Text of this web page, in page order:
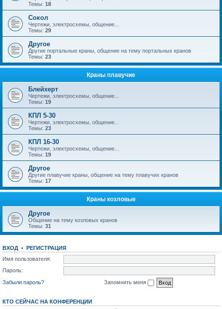
Темы: 18
Сокол
Чертежи, электросхемы, общение...
Темы: 29
Другое
Другие портальные краны, общение на тему портальных кранов
Темы: 23
Краны плавучие
Блейхерт
Чертежи, электросхемы, общение...
Темы: 19
КПЛ 5-30
Чертежи, электросхемы, общение...
Темы: 23
КПЛ 16-30
Чертежи, электросхемы, общение...
Темы: 19
Другое
Другие плавучие краны, общение на тему плавучих кранов
Темы: 17
Краны козловые
Другое
Общение на тему козловых кранов
Темы: 31
ВХОД • РЕГИСТРАЦИЯ
Имя пользователя:
Пароль:
Забыли пароль?
Запомнить меня
КТО СЕЙЧАС НА КОНФЕРЕНЦИИ